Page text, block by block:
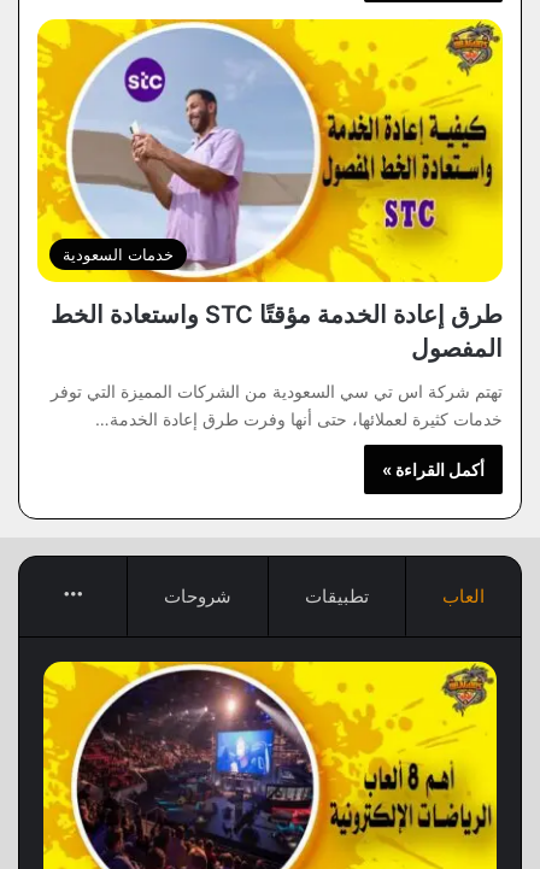
خدمات السعودية
طرق إعادة الخدمة مؤقتًا STC واستعادة الخط
المفصول
تهتم شركة اس تي سي السعودية من الشركات المميزة التي توفر
خدمات كثيرة لعملائها، حتى أنها وفرت طرق إعادة الخدمة…
أكمل القراءة »
العاب تطبيقات شروحات More